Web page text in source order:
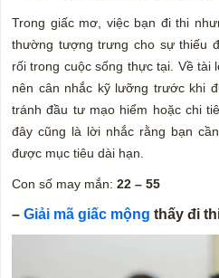
Trong giấc mơ, việc bạn đi thi
thường tượng trưng cho sự thiếu
rối trong cuộc sống thực tại. Về tài
nên cân nhắc kỹ lưỡng trước khi
tránh đầu tư mạo hiểm hoặc chi
đây cũng là lời nhắc rằng bạn
được mục tiêu dài hạn.
Con số may mắn: 22 – 55
– Giải mã giấc mộng thấy đi